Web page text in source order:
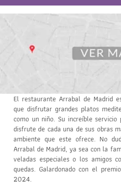
El restaurante Arrabal de Madrid
que disfrutar grandes platos
como un niño. Su increíble
disfrute de cada una de sus obras
ambiente que este ofrece. No
Arrabal de Madrid, ya sea con la
veladas especiales o los amigos
quedas. Galardonado con el
2024.